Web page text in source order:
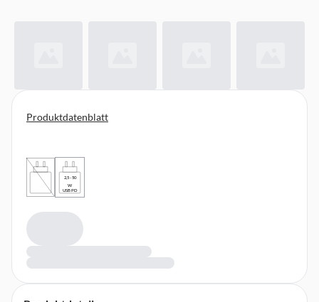
Produktdatenblatt
2,5 - 50
W
USB PD